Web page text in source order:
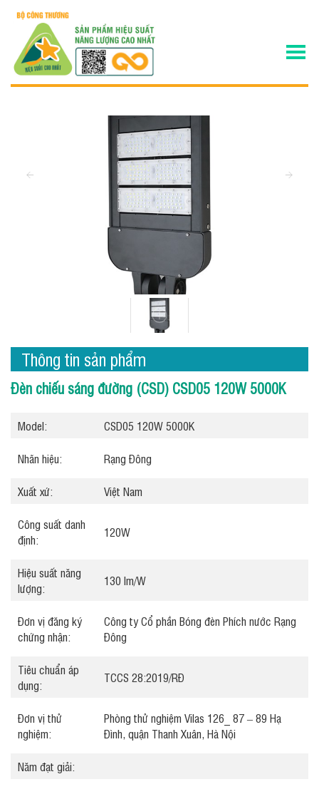
Thông tin sản phẩm
Đèn chiếu sáng đường (CSD) CSD05 120W 5000K
Model: CSD05 120W 5000K
Nhãn hiệu: Rạng Đông
Xuất xứ: Việt Nam
Công suất danh
định:
120W
Hiệu suất năng
lượng:
130 lm/W
Đơn vị đăng ký
chứng nhận:
Công ty Cổ phần Bóng đèn Phích nước Rạng
Đông
Tiêu chuẩn áp
dụng:
TCCS 28:2019/RĐ
Đơn vị thử
nghiệm:
Phòng thử nghiệm Vilas 126_ 87 – 89 Hạ
Đình, quận Thanh Xuân, Hà Nội
Năm đạt giải: